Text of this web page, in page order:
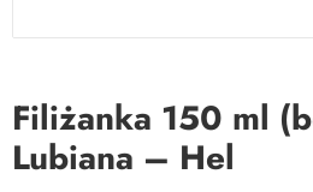
Filiżanka 150 ml
Lubiana – Hel